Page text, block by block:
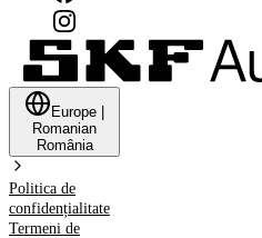
Europe
Romanian
România
Politica de
confidențialitate
Termeni de